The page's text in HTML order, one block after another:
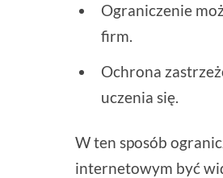
Ograniczenie
firm.
Ochrona
uczenia się.
W ten sposób
internetowym być